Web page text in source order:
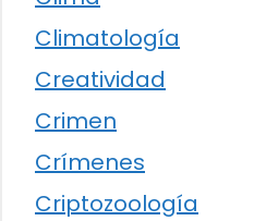
Climatología
Creatividad
Crimen
Crímenes
Criptozoología